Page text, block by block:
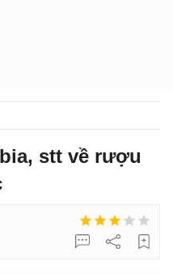
stt về rượu